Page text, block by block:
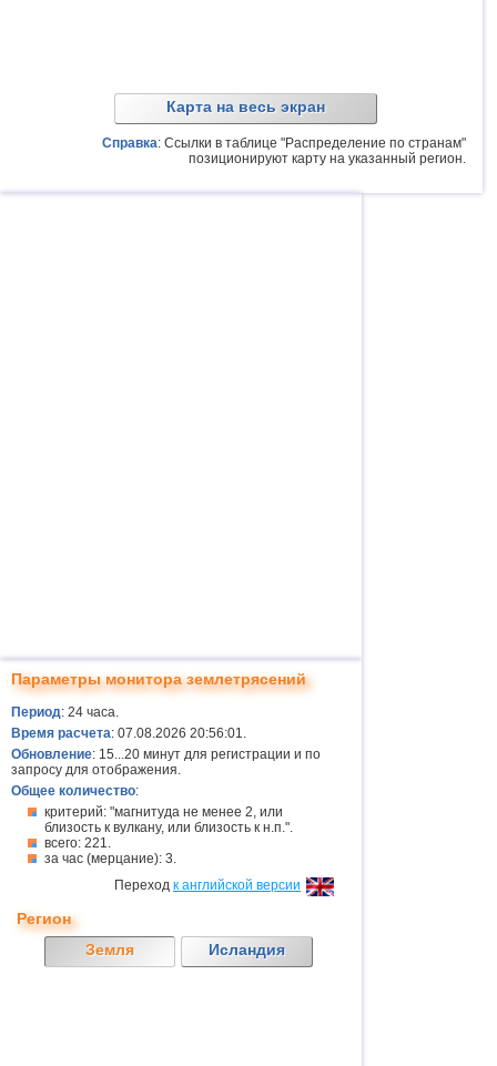
Карта на весь экран
Справка: Ссылки в таблице "Распределение по странам"
позиционируют карту на указанный регион.
Параметры монитора землетрясений
Период: 24 часа.
Время расчета: 07.08.2026 20:56:01.
Обновление: 15...20 минут для регистрации и по
запросу для отображения.
Общее количество:
критерий: "магнитуда не менее 2, или
близость к вулкану, или близость к н.п.".
всего: 221.
за час (мерцание): 3.
Переход к английской версии
Регион
Земля
Исландия